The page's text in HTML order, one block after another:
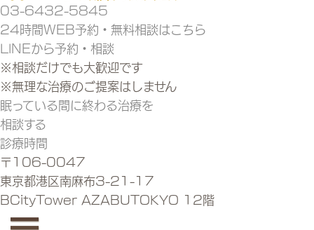
03-6432-5845
24時間WEB予約・無料相談はこちら
LINEから予約・相談
※相談だけでも大歓迎です
※無理な治療のご提案はしません
眠っている間に終わる治療を
相談する
診療時間
〒106-0047
東京都港区南麻布3-21-17
BCityTower AZABUTOKYO 12階